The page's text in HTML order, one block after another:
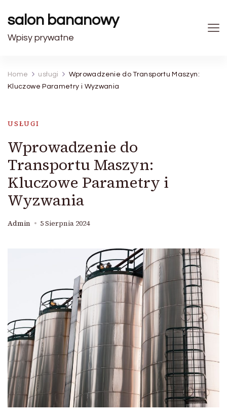
salon bananowy
Wpisy prywatne
Home usługi
Wprowadzenie do Transportu Maszyn:
Kluczowe Parametry i Wyzwania
USŁUGI
Wprowadzenie do
Transportu Maszyn:
Kluczowe Parametry i
Wyzwania
Admin 5 Sierpnia 2024